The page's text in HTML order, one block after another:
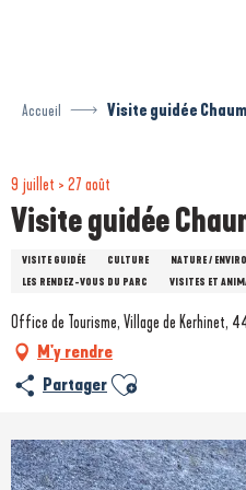
Accueil Visite guidée
9 juillet > 27 août
Visite guidée
VISITE GUIDÉE CULTURE NATURE /
LES RENDEZ-VOUS DU PARC
VISITES ET
Office de Tourisme, Village de Kerhinet,
M'y rendre
Partager Ajouter aux favoris